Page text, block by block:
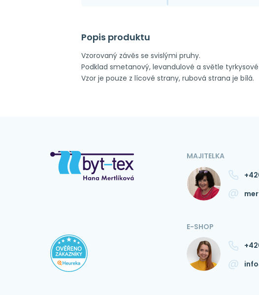
Popis produktu
Vzorovaný závěs se svislými pruhy.
Podklad smetanový, levandulové a světle tyrkysové
Vzor je pouze z lícové strany, rubová strana je bílá.
MAJITELKA
E-SHOP